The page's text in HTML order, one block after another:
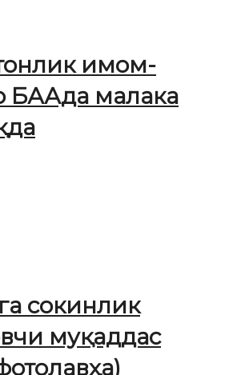
имом-
БААда малака
сокинлик
муқаддас